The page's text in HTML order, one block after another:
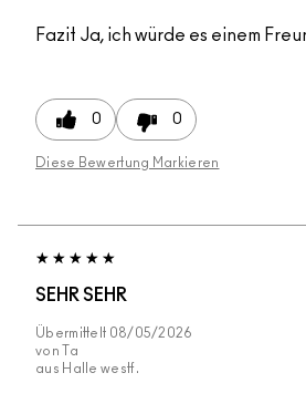
Fazit Ja, ich würde es einem
0 0
Diese Bewertung Markieren
SEHR SEHR
Übermittelt 08/05/2026
von
Ta
aus Halle westf.